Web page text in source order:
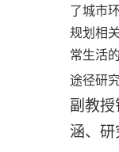
了城市
规划相
常生活
途径研
副教授
涵、研